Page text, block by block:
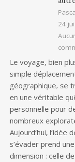
24
Le voyage, bien
simple
géographique, se
en une véritable
personnelle pour
nombreux
Aujourd’hui, l’idée
s’évader prend
dimension : celle de